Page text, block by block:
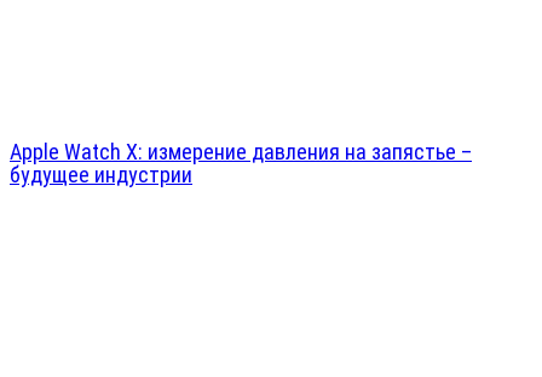
Apple Watch X: измерение давления на запястье –
будущее индустрии